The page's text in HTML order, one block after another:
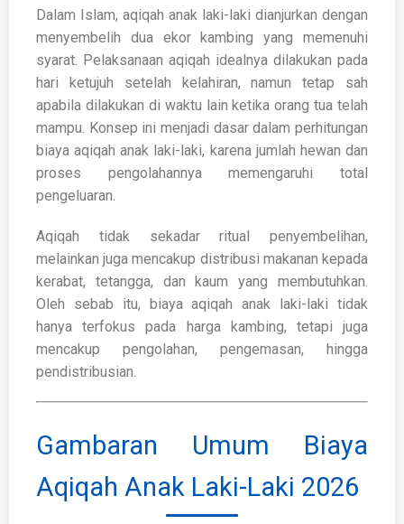
Dalam Islam, aqiqah anak laki-laki dianjurkan dengan
menyembelih dua ekor kambing yang memenuhi
syarat. Pelaksanaan aqiqah idealnya dilakukan pada
hari ketujuh setelah kelahiran, namun tetap sah
apabila dilakukan di waktu lain ketika orang tua telah
mampu. Konsep ini menjadi dasar dalam perhitungan
biaya aqiqah anak laki-laki, karena jumlah hewan dan
proses pengolahannya memengaruhi total
pengeluaran.
Aqiqah tidak sekadar ritual penyembelihan,
melainkan juga mencakup distribusi makanan kepada
kerabat, tetangga, dan kaum yang membutuhkan.
Oleh sebab itu, biaya aqiqah anak laki-laki tidak
hanya terfokus pada harga kambing, tetapi juga
mencakup pengolahan, pengemasan, hingga
pendistribusian.
Gambaran Umum Biaya
Aqiqah Anak Laki-Laki 2026